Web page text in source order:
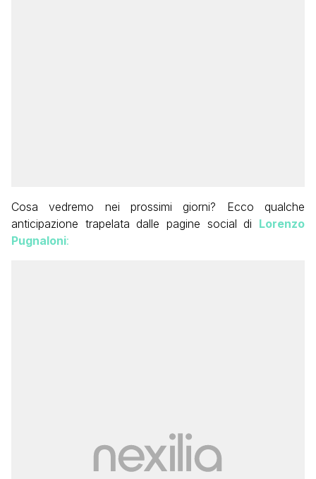
Cosa vedremo nei prossimi giorni? Ecco qualche
anticipazione trapelata dalle pagine social di Lorenzo
Pugnaloni: